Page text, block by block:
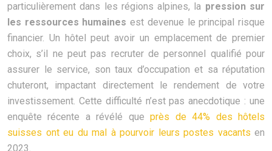
particulièrement dans les régions alpines, la pression sur
les ressources humaines est devenue le principal risque
financier. Un hôtel peut avoir un emplacement de premier
choix, s’il ne peut pas recruter de personnel qualifié pour
assurer le service, son taux d’occupation et sa réputation
chuteront, impactant directement le rendement de votre
investissement. Cette difficulté n’est pas anecdotique : une
enquête récente a révélé queprès de 44% des hôtels
suisses ont eu du mal à pourvoir leurs postes vacants en
2023.